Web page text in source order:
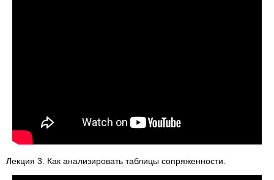
Лекция 3. Как анализировать таблицы сопряженности.